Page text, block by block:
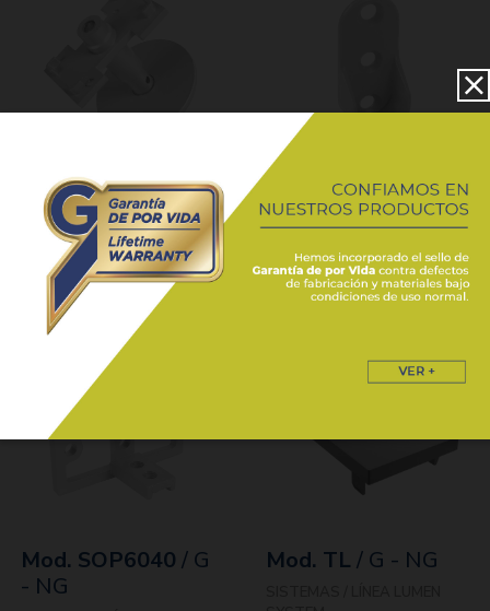
Mod. PR3.6040/ G
- NG
SISTEMAS / LÍNEA LUMEN
SYSTEM
Mod. SOPOV/ G -
NG
SISTEMAS / LÍNEA LUMEN
SYSTEM
Mod. SOP6040 / G
- NG
Mod. TL / G - NG